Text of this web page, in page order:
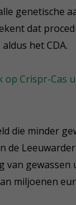
genetische
dat
het CDA.
op Crispr-Cas
die minder
de
gewassen
miljoenen